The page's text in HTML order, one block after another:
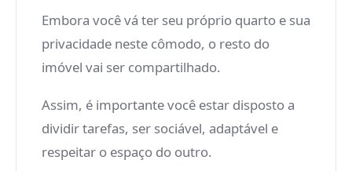
Embora você vá ter seu próprio quarto e sua
privacidade neste cômodo, o resto do
imóvel vai ser compartilhado.
Assim, é importante você estar disposto a
dividir tarefas, ser sociável, adaptável e
respeitar o espaço do outro.